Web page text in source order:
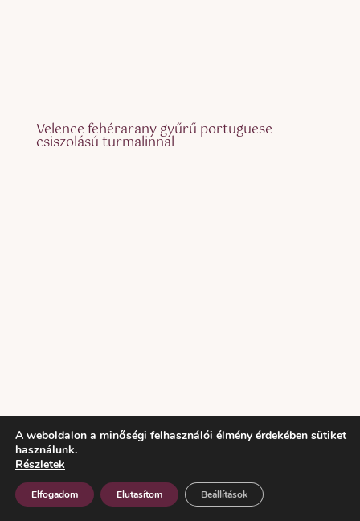
Velence fehérarany gyűrű portuguese
csiszolású turmalinnal
Rustic Slim fehér arany karikagyűrűpár
gyémánttal
A weboldalon a minőségi felhasználói élmény érdekében sütiket
használunk.
Részletek
Elfogadom Elutasítom Beállítások